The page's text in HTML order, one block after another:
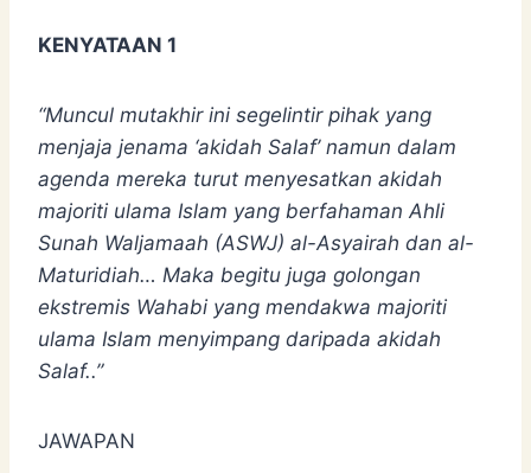
KENYATAAN 1
“Muncul mutakhir ini segelintir pihak yang
menjaja jenama ‘akidah Salaf’ namun dalam
agenda mereka turut menyesatkan akidah
majoriti ulama Islam yang berfahaman Ahli
Sunah Waljamaah (ASWJ) al-Asyairah dan al-
Maturidiah… Maka begitu juga golongan
ekstremis Wahabi yang mendakwa majoriti
ulama Islam menyimpang daripada akidah
Salaf..”
JAWAPAN